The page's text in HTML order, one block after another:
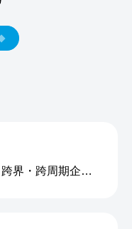
向内扎根，向新生长｜"跨境・跨界・跨周期企业内生力沙龙"成功举办